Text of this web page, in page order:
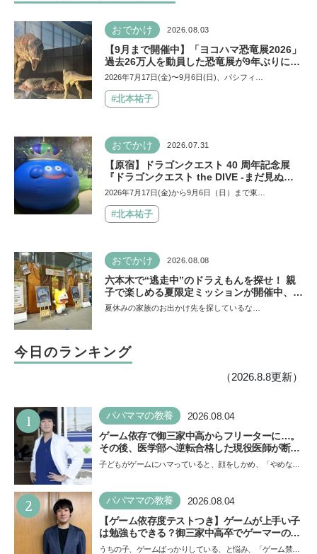
おでかけ 2026.08.03
【9月まで開催中】「ヨコハマ恐竜展2026」
過去26万人を動員した恐竜展が9年ぶりに復
活！ 夏休みのおでかけで楽しむポイントを
2026年7月17日(金)〜9月6日(日)、パシフィ…
#北本祐子
おでかけ 2026.07.31
【原宿】ドラゴンクエスト 40 周年記念展
『ドラゴンクエスト the DIVE -まだ見ぬ冒
険の舞台へ-』が原宿ハラカドに登場！ VR体
楽しめる注目イベント
2026年7月17日(金)から9月6日（日）まで東…
#北本祐子
おでかけ 2026.08.08
六本木で“逃走中”のドラえもんを探せ！ 親
子で楽しめる夏限定ミッションが開催中、ク
リアすると限定アイテムも【テレビ朝日・六
夏休みの家族のお出かけ先を探しているな…
今日のランキング
（2026.8.8更新）
1 パパママの教養 2026.08.04
ゲーム依存で御三家中高からフリーターに…。
その後、医学部へ逆転合格した現役医師が断言
「ゲームの経験が受験勉強に役立った」そう考
子どもがゲームにハマっていると、顔をしかめ、「やめなさ
い…
2 パパママの教養 2026.08.04
【ゲーム依存度テストつき】ゲームが上手い子
は勉強もできる？御三家中高卒でゲーマーの医
師・阿部智史さんが教えるゲームしながら受験
うちの子、ゲームばっかりしている、と悩み、「ゲーム禁